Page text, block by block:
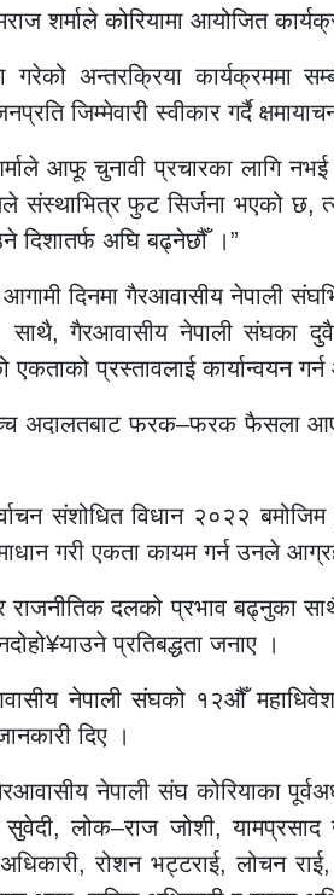
शर्माले कोरियामा आयोजित
अन्तरक्रिया कार्यक्रममा
जिम्मेवारी स्वीकार गर्दै
आफू चुनावी प्रचारका लागि
संस्थाभित्र फुट सिर्जना भएको छ,
दिशातर्फ अघि बढ्नेछौँ ।”
दिनमा गैरआवासीय नेपाली
साथै, गैरआवासीय नेपाली संघका
प्रस्तावलाई कार्यान्वयन गर्न
अदालतबाट फरक–फरक फैसला
संशोधित विधान २०२२
गरी एकता कायम गर्न उनले
दलको प्रभाव बढ्नुका
प्रतिबद्धता जनाए ।
नेपाली संघको १२औँ
दिए ।
नेपाली संघ कोरियाका
लोक–राज जोशी,
रोशन भट्टराई, लोचन